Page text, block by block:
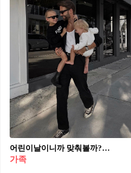
어린이날이니까 맞춰볼까?👨‍👩‍👧‍👦⁠
가족